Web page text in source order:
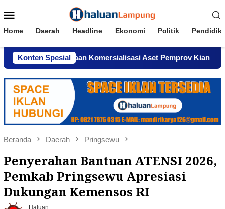
ke
Mobile
Home Daerah Headline Ekonomi Politik
Konten Spesial
Dugaan Komersialisasi Aset Pemprov Kian Menguat
Beranda Daerah Pringsewu
Penyerahan Bantuan ATENSI 2026,
Pemkab Pringsewu Apresiasi
Dukungan Kemensos RI